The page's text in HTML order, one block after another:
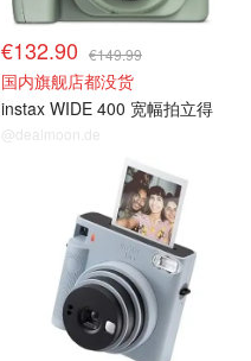
€132.90 €149.99
国内旗舰店都没货
instax WIDE 400 宽幅拍立得
@dealmoon.de